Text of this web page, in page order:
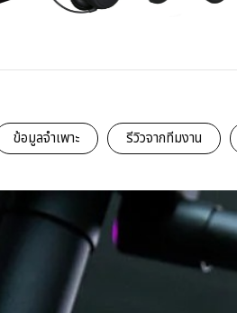
ข้อมูลจำเพาะ รีวิวจากทีมงาน